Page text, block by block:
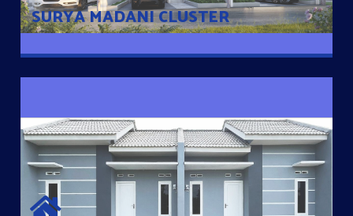
SURYA MADANI CLUSTER
SURYA MADANI DUA
Satu-satunya Hunian nyaman dengan harga subsidi hanya 100
jutaan dengan lokasi strategis di Tuban